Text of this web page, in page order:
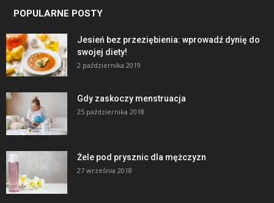
POPULARNE POSTY
Jesień bez przeziębienia: wprowadź dynię do
swojej diety!
2 października 2019
Gdy zaskoczy menstruacja
25 października 2018
Żele pod prysznic dla mężczyzn
27 września 2018